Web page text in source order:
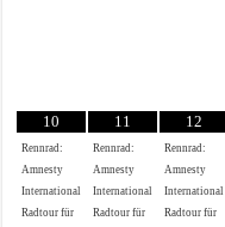
10
Rennrad:
Amnesty
International
Radtour für
11
Rennrad:
Amnesty
International
Radtour für
12
Rennrad:
Amnesty
International
Radtour für